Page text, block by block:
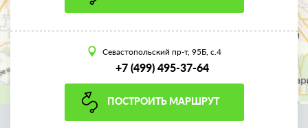
Севастопольский пр-т, 95Б, с.4
+7 (499) 495-37-64
ПОСТРОИТЬ МАРШРУТ